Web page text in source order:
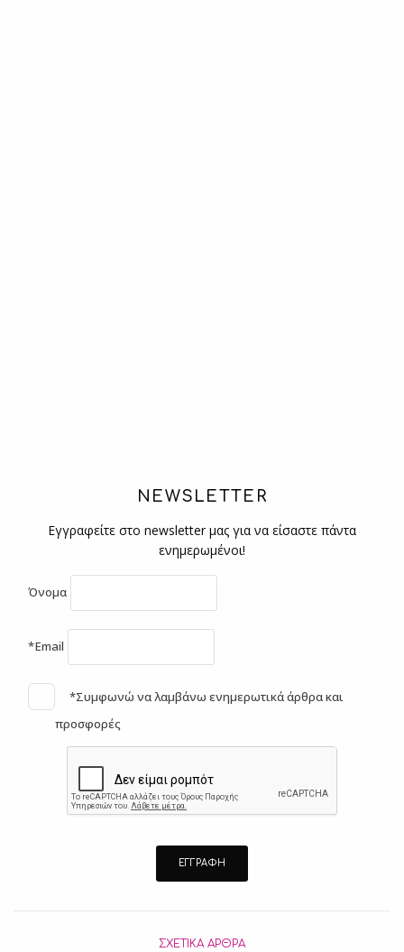
NEWSLETTER
Εγγραφείτε στο newsletter μας για να είσαστε πάντα
ενημερωμένοι!
Όνομα
*Email
*Συμφωνώ να λαμβάνω ενημερωτικά άρθρα και
προσφορές
ΣΧΕΤΙΚΆ ΆΡΘΡΑ